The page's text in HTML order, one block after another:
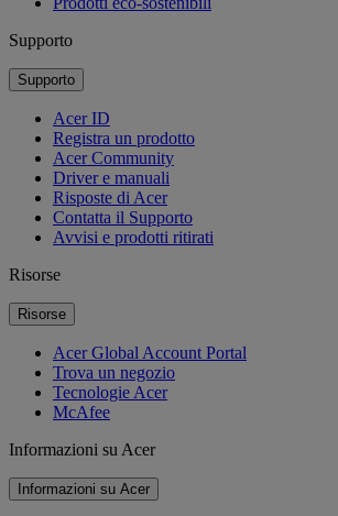
Supporto
Supporto
Acer ID
Registra un prodotto
Acer Community
Driver e manuali
Risposte di Acer
Contatta il Supporto
Avvisi e prodotti ritirati
Risorse
Risorse
Acer Global Account Portal
Trova un negozio
Tecnologie Acer
McAfee
Informazioni su Acer
Informazioni su Acer